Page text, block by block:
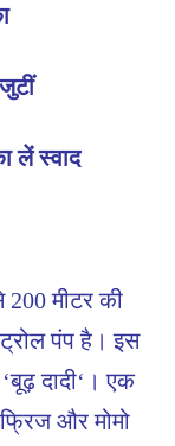
लें स्वाद
200 मीटर की
पंप है। इस
दादी‘। एक
और मोमो